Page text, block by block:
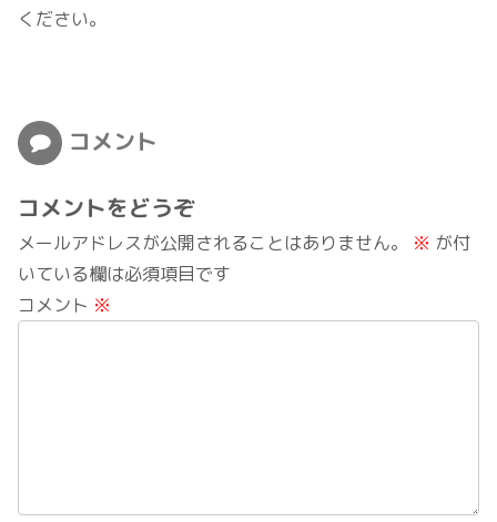
ください。
コメント
コメントをどうぞ
メールアドレスが公開されることはありません。 ※ が付
いている欄は必須項目です
コメント ※